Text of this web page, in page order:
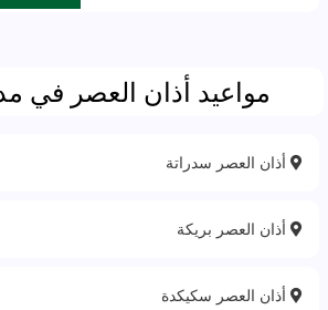
مواعيد أذان العصر في
أذان العصر سدراتة
أذان العصر بريكة
أذان العصر سكيكدة